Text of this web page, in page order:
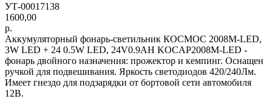
УТ-00017138
1600,00
р.
Аккумуляторный фонарь-светильник КОСМОС 2008M-LED,
3W LED + 24 0.5W LED, 24V0.9AH KOCAP2008M-LED -
фонарь двойного назначения: прожектор и кемпинг. Оснащен
ручкой для подвешивания. Яркость светодиодов 420/240Лм.
Имеет гнездо для подзарядки от бортовой сети автомобиля
12В.